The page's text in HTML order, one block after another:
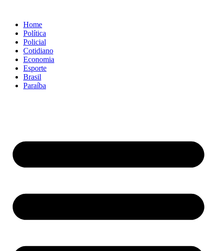
conteúdo
Home
Política
Policial
Cotidiano
Economia
Esporte
Brasil
Paraíba